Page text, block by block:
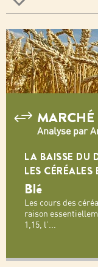
MARCHÉ
Analyse par
LA BAISSE DU
LES CÉRÉALES
Blé
Les cours des
raison
1,15, l’...